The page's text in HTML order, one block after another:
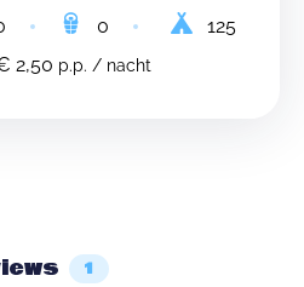
0
125
2,50 p.p. / nacht
1